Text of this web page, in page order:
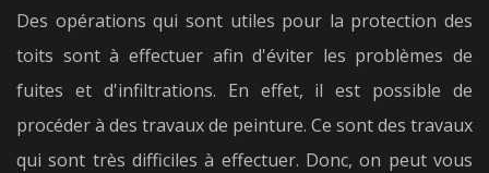
Des opérations qui sont utiles pour la protection des
toits sont à effectuer afin d'éviter les problèmes de
fuites et d'infiltrations. En effet, il est possible de
procéder à des travaux de peinture. Ce sont des travaux
qui sont très difficiles à effectuer. Donc, on peut vous